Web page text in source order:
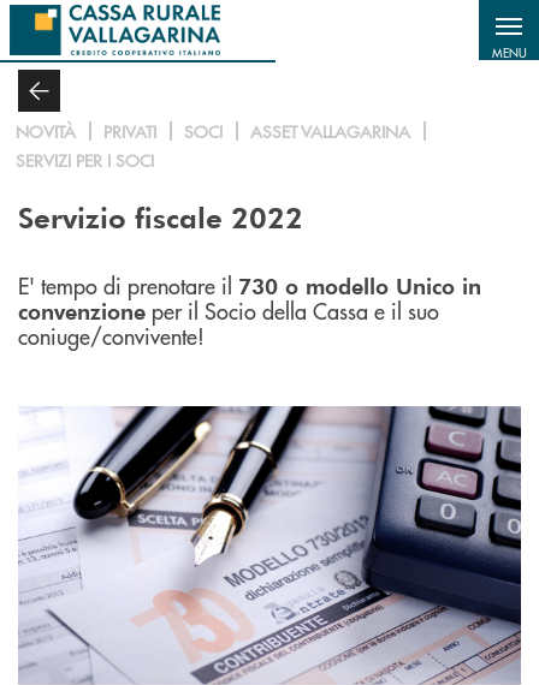
Salta al contenuto principale
MENU
NOVITÀ PRIVATI SOCI
ASSET VALLAGARINA
SERVIZI PER I SOCI
Servizio fiscale 2022
E' tempo di prenotare il 730 o modello Unico in
convenzione per il Socio della Cassa e il suo
coniuge/convivente!